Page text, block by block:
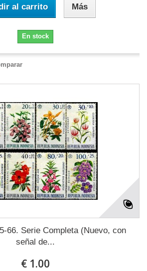
al carrito Más
En stock
66. Serie Completa (Nuevo, con
señal de...
€ 1.00